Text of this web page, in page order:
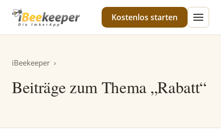
iBeekeeper
Kostenlos starten
iBeekeeper ›
Beiträge zum Thema „Rabatt“